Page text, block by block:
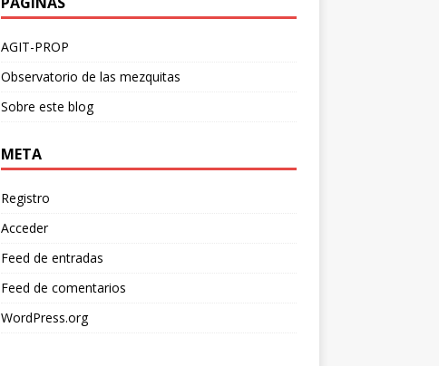
AGIT-PROP
Observatorio de las mezquitas
Sobre este blog
META
Registro
Acceder
Feed de entradas
Feed de comentarios
WordPress.org